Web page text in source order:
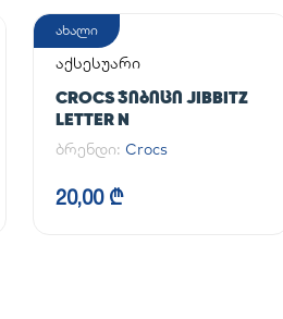
ახალი
აქსესუარი
CROCS ᲯᲘᲑᲘᲪᲘ JIBBITZ
LETTER N
ბრენდი: Crocs
20,00 ₾